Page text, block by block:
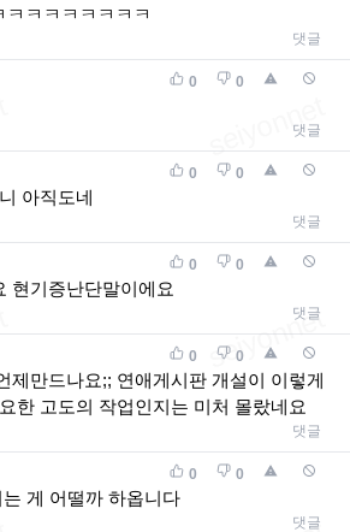
ㅋㅋㅋㅋㅋㅋㅋㅋ
댓글
0 0
댓글
0 0
아직도네
댓글
0 0
현기증난단말이에요
댓글
0 0
제만드나요;; 연애게시판 개설이 이렇게
한 고도의 작업인지는 미처 몰랐네요
댓글
0 0
게 어떨까 하옵니다
댓글